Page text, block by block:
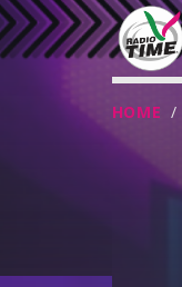
HOME /